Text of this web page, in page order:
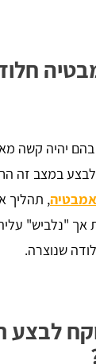
יהיה קשה
לבצע במצב זה
, תהליך
אך "נלביש"
שנוצרה.
לבצע